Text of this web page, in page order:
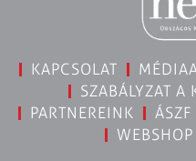
KAPCSOLAT
SZABÁLYZAT A
PARTNEREINK
ÁSZF
WEBSHOP